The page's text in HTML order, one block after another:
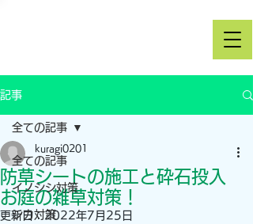
記事
全ての記事
イノシシ対策
シカ対策
全ての記事
防草シートの施工と砕石投入
お庭の雑草対策！
kuragi0201
更新日：2022年7月25日